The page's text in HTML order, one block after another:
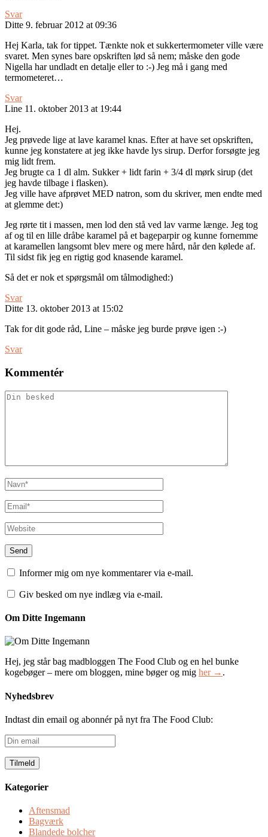
Svar
Ditte 9. februar 2012 at 09:36
Hej Karla, tak for tippet. Tænkte nok et sukkertermometer ville være
svaret. Men synes bare opskriften lød så nem; måske den gode
Nigella har undladt en detalje eller to :-) Jeg må i gang med
termometeret…
Svar
Line 11. oktober 2013 at 19:44
Hej.
Jeg prøvede lige at lave karamel knas. Efter at have set opskriften,
kunne jeg konstatere at jeg ikke havde lys sirup. Derfor forsøgte jeg
mig lidt frem.
Jeg brugte ca 1 dl alm. Sukker + lidt farin + 3/4 dl mørk sirup (det
jeg havde tilbage i flasken).
Jeg ville have afprøvet MED natron, som du skriver, men endte med
at glemme det:)
Jeg rørte tit i massen, men lod den stå ved lav varme længe. Jeg tog
af og til en lille dråbe karamel på et bageparpir og kunne fornemme
at karamellen langsomt blev mere og mere hård, når den kølede af.
Til sidst fik jeg en rigtig god knasende karamel.
Så det er nok et spørgsmål om tålmodighed:)
Svar
Ditte 13. oktober 2013 at 15:02
Tak for dit gode råd, Line – måske jeg burde prøve igen :-)
Svar
Kommentér
Informer mig om nye kommentarer via e-mail.
Giv besked om nye indlæg via e-mail.
Om Ditte Ingemann
Hej, jeg står bag madbloggen The Food Club og en hel bunke
kogebøger – mere om bloggen, mine bøger og mig her → .
Nyhedsbrev
Indtast din email og abonnér på nyt fra The Food Club:
Din
email
Kategorier
Aftensmad
Bagværk
Blandede bolcher